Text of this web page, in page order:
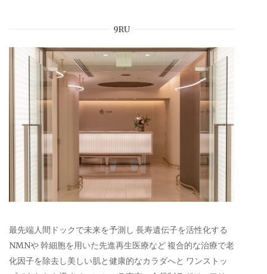
9RU
最先端人間ドックで未来を予測し 長寿遺伝子を活性化する
NMNや 幹細胞を用いた先進再生医療など 複合的な治療で老
化因子を除去し美しい肌と健康的なカラダへと ワンストッ